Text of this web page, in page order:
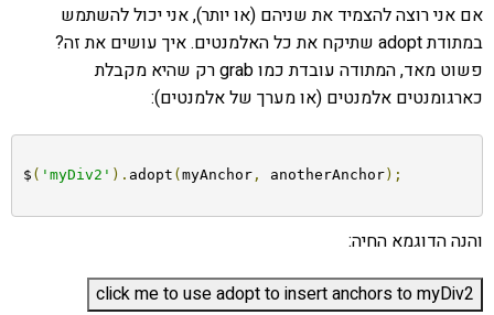
אם אני רוצה להצמיד את שניהם (או יותר), אני יכול להשתמש
במתודת adopt שתיקח את כל האלמנטים. איך עושים את זה?
פשוט מאד, המתודה עובדת כמו grab רק שהיא מקבלת
כארגומנטים אלמנטים (או מערך של אלמנטים):
$ ( 'myDiv2' ). adopt ( myAnchor, anotherAnchor);
והנה הדוגמא החיה: